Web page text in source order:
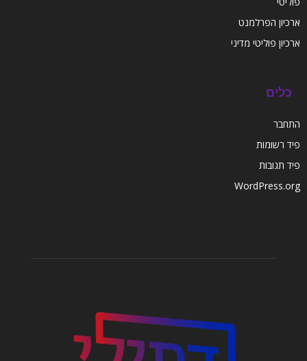
ארכיון הפרלמנט
ארכיון פוליטי מדיני
כלים
התחבר
פיד רשומות
פיד תגובות
WordPress.org